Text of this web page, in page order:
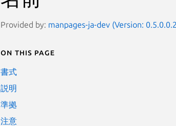
Provided by: manpages-ja-dev (Version:
On this page
書式
説明
準拠
注意